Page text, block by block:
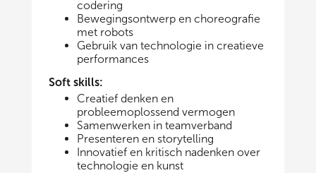
codering
Bewegingsontwerp en choreografie
met robots
Gebruik van technologie in creatieve
performances
Soft skills:
Creatief denken en
probleemoplossend vermogen
Samenwerken in teamverband
Presenteren en storytelling
Innovatief en kritisch nadenken over
technologie en kunst